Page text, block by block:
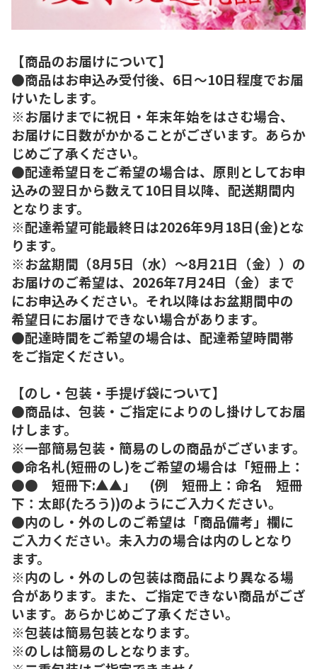
【商品のお届けについて】
●商品はお申込み受付後、6日～10日程度でお届
けいたします。
※お届けまでに祝日・年末年始をはさむ場合、
お届けに日数がかかることがございます。あらか
じめご了承ください。
●配達希望日をご希望の場合は、原則としてお申
込みの翌日から数えて10日目以降、配送期間内
となります。
※配達希望可能最終日は2026年9月18日(金)とな
ります。
※お盆期間（8月5日（水）～8月21日（金））の
お届けのご希望は、2026年7月24日（金）まで
にお申込みください。それ以降はお盆期間中の
希望日にお届けできない場合があります。
●配達時間をご希望の場合は、配達希望時間帯
をご指定ください。
【のし・包装・手提げ袋について】
●商品は、包装・ご指定によりのし掛けしてお届
けします。
※一部簡易包装・簡易のしの商品がございます。
●命名札(短冊のし)をご希望の場合は「短冊上：
●● 短冊下:▲▲」 (例 短冊上：命名 短冊
下：太郎(たろう))のようにご入力ください。
●内のし・外のしのご希望は「商品備考」欄に
ご入力ください。未入力の場合は内のしとなり
ます。
※内のし・外のしの包装は商品により異なる場
合があります。また、ご指定できない商品がござ
います。あらかじめご了承ください。
※包装は簡易包装となります。
※のしは簡易のしとなります。